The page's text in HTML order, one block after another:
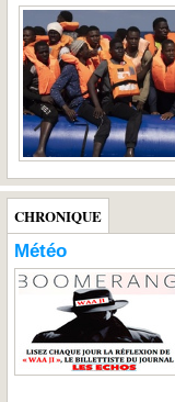
CHRONIQUE
Météo